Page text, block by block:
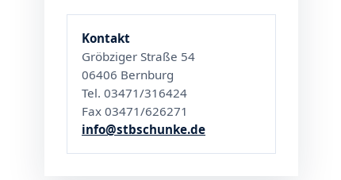
Kontakt
Gröbziger Straße 54
06406 Bernburg
Tel. 03471/316424
Fax 03471/626271
info@stbschunke.de